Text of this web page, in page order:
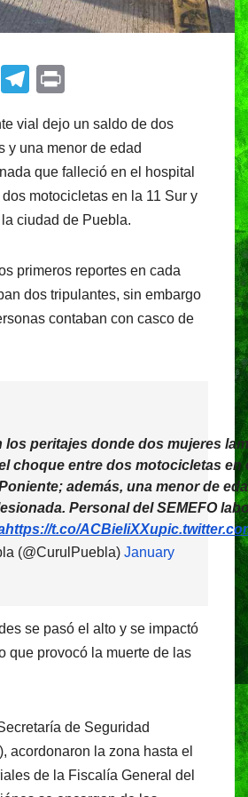
W T
e
gr
a
m
t
vial dejo un saldo de dos
y una menor de edad
que falleció en el hospital
motocicletas en la 11 Sur y
ciudad de Puebla.
primeros reportes en cada
dos tripulantes, sin embargo
contaban con casco de
los peritajes donde dos mujeres
choque entre dos motocicletas en
además, una menor de
Personal del SEMEFO
https://t.co/ACBieliXXu
(@CurulPuebla) January
se pasó el alto y se impactó
que provocó la muerte de las
de Seguridad
acordonaron la zona hasta el
de la Fiscalía General del